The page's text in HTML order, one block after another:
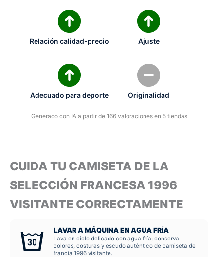
Relación calidad-precio Ajuste
Adecuado para deporte Originalidad
Generado con IA a partir de 166 valoraciones en 5 tiendas
CUIDA TU CAMISETA DE LA
SELECCIÓN FRANCESA 1996
VISITANTE CORRECTAMENTE
LAVAR A MÁQUINA EN AGUA FRÍA
Lava en ciclo delicado con agua fría; conserva
colores, costuras y escudo auténtico de camiseta de
francia 1996 visitante.